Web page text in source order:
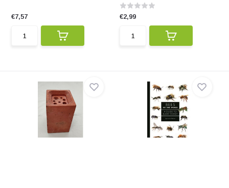
€7,57 €2,99